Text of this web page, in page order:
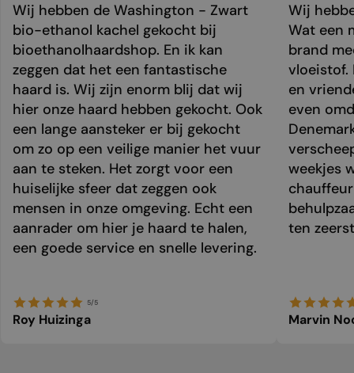
Wij hebben de Washington - Zwart
bio-ethanol kachel gekocht bij
bioethanolhaardshop. En ik kan
zeggen dat het een fantastische
haard is. Wij zijn enorm blij dat wij
hier onze haard hebben gekocht. Ook
een lange aansteker er bij gekocht
om zo op een veilige manier het vuur
aan te steken. Het zorgt voor een
huiselijke sfeer dat zeggen ook
mensen in onze omgeving. Echt een
aanrader om hier je haard te halen,
een goede service en snelle levering.
5/5
Roy Huizinga
Wij
Wat een
brand
vloeistof.
en
even
weekjes
ten
Marvin